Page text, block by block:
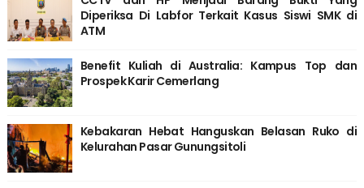
Diperiksa Di Labfor Terkait Kasus Siswi SMK di
ATM
Benefit Kuliah di Australia: Kampus Top dan
Prospek Karir Cemerlang
Kebakaran Hebat Hanguskan Belasan Ruko di
Kelurahan Pasar Gunungsitoli